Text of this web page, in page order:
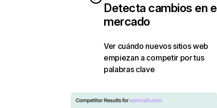
Detecta cambios en
mercado
Ver cuándo nuevos sitios web
empiezan a competir por tus
palabras clave